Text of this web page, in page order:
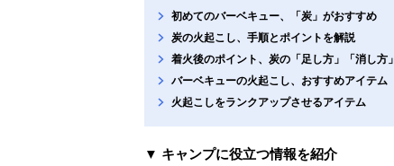
初めてのバーベキュー、「炭」がおすすめ
炭の火起こし、手順とポイントを解説
着火後のポイント、炭の「足し方」「消し方」
バーベキューの火起こし、おすすめアイテム
火起こしをランクアップさせるアイテム
▼ キャンプに役立つ情報を紹介